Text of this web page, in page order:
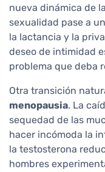
nueva dinámica de
sexualidad pase a
la lactancia y la
deseo de intimidad
problema que deba
Otra transición
menopausia. La
sequedad de las
hacer incómoda la
la testosterona
hombres